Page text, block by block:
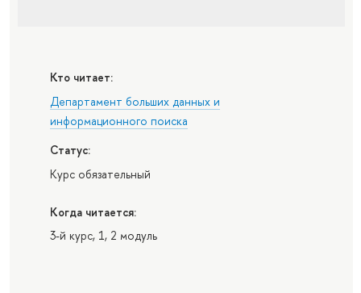
Кто читает:
Департамент больших данных и
информационного поиска
Статус:
Курс обязательный
Когда читается:
3-й курс, 1, 2 модуль